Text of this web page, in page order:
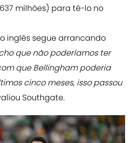
milhões) para tê-lo no
inglês segue arrancando
que não poderíamos ter
que Bellingham poderia
cinco meses, isso passou
Southgate.